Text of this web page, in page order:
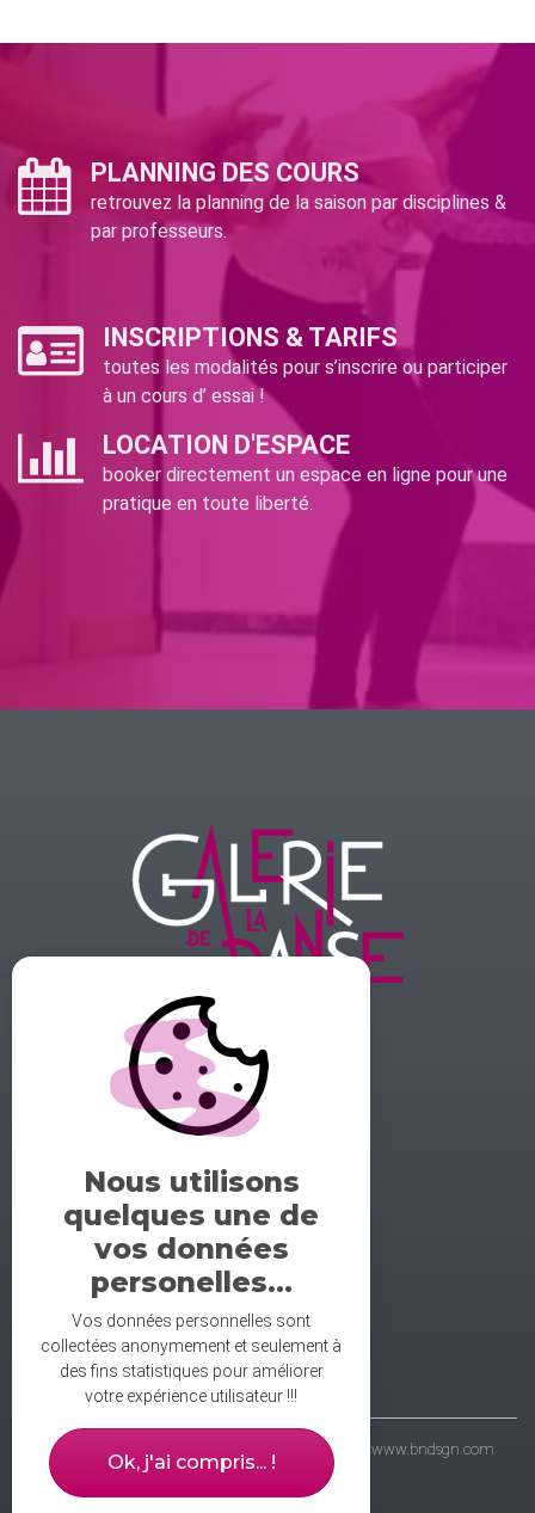
PLANNING DES COURS
retrouvez la planning de la saison par disciplines &
par professeurs.
INSCRIPTIONS & TARIFS
toutes les modalités pour s’inscrire ou participer
à un cours d’ essai !
LOCATION D'ESPACE
booker directement un espace en ligne pour une
pratique en toute liberté.
GALERIE DE LA DANSE
1 rue midol 25000 Besançon
tel: 06.71.93.54.75
contact@galeriedeladanse.fr
facebook/galeriedeladanse
instagram/lagaleriedeladanse
- galerie de la danse © 2021 - wbdsgn & wbdvp : www.bndsgn.com
Nous utilisons
quelques une de
vos données
personelles...
Vos données personnelles sont
collectées anonymement et seulement à
des fins statistiques pour améliorer
votre expérience utilisateur !!!
Ok, j'ai compris... !